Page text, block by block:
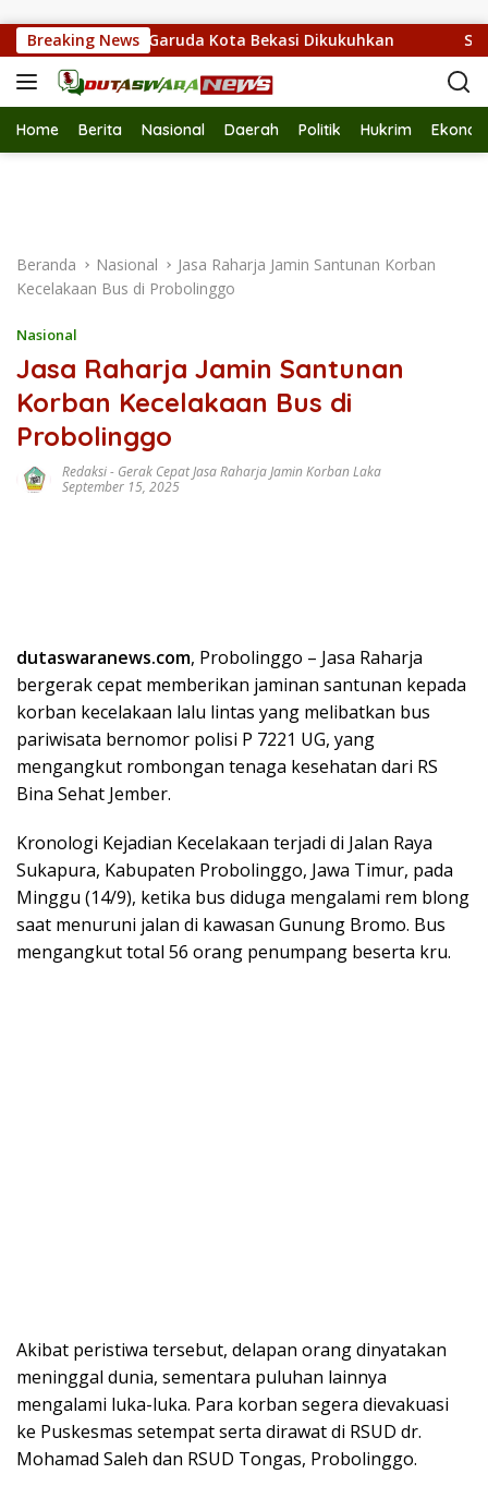
Breaking News
Pramuka Garuda Kota Bekasi Dikukuhkan SMPN
Home Berita Nasional Daerah Politik Hukrim
Beranda Nasional
Jasa Raharja Jamin Santunan Korban
Kecelakaan Bus di Probolinggo
Nasional
Jasa Raharja Jamin Santunan
Korban Kecelakaan Bus di
Probolinggo
Redaksi- Gerak Cepat Jasa Raharja Jamin Korban Laka
September 15, 2025
dutaswaranews.com, Probolinggo – Jasa Raharja
bergerak cepat memberikan jaminan santunan kepada
korban kecelakaan lalu lintas yang melibatkan bus
pariwisata bernomor polisi P 7221 UG, yang
mengangkut rombongan tenaga kesehatan dari RS
Bina Sehat Jember.
Kronologi Kejadian Kecelakaan terjadi di Jalan Raya
Sukapura, Kabupaten Probolinggo, Jawa Timur, pada
Minggu (14/9), ketika bus diduga mengalami rem blong
saat menuruni jalan di kawasan Gunung Bromo. Bus
mengangkut total 56 orang penumpang beserta kru.
Akibat peristiwa tersebut, delapan orang dinyatakan
meninggal dunia, sementara puluhan lainnya
mengalami luka-luka. Para korban segera dievakuasi
ke Puskesmas setempat serta dirawat di RSUD dr.
Mohamad Saleh dan RSUD Tongas, Probolinggo.